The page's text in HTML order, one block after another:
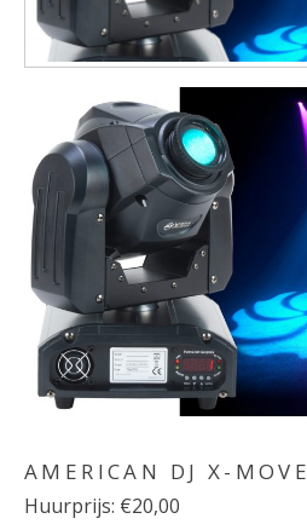
AMERICAN DJ X-MOVE
Huurprijs: €20,00